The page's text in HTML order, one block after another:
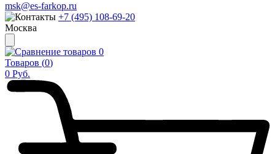
msk@es-farkop.ru
+7 (495) 108-69-20
Москва
0
Товаров (0)
0 Руб.